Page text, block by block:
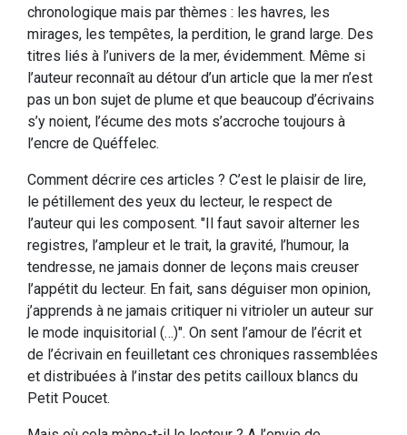
chronologique mais par thèmes : les havres, les
mirages, les tempêtes, la perdition, le grand large. Des
titres liés à l’univers de la mer, évidemment. Même si
l’auteur reconnaît au détour d’un article que la mer n’est
pas un bon sujet de plume et que beaucoup d’écrivains
s’y noient, l’écume des mots s’accroche toujours à
l’encre de Quéffelec.
Comment décrire ces articles ? C’est le plaisir de lire,
le pétillement des yeux du lecteur, le respect de
l’auteur qui les composent. "Il faut savoir alterner les
registres, l’ampleur et le trait, la gravité, l’humour, la
tendresse, ne jamais donner de leçons mais creuser
l’appétit du lecteur. En fait, sans déguiser mon opinion,
j’apprends à ne jamais critiquer ni vitrioler un auteur sur
le mode inquisitorial (…)". On sent l’amour de l’écrit et
de l’écrivain en feuilletant ces chroniques rassemblées
et distribuées à l’instar des petits cailloux blancs du
Petit Poucet.